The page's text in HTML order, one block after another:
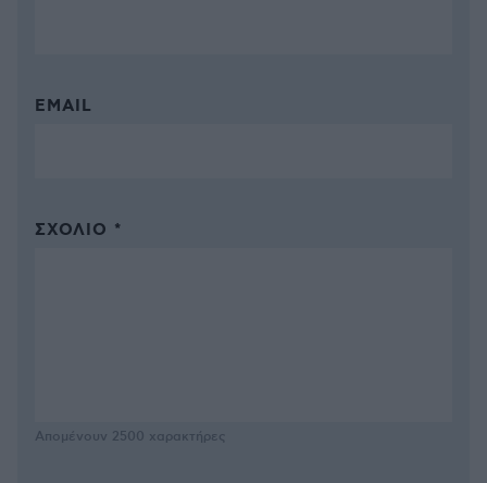
EMAIL
ΣΧΌΛΙΟ *
Απομένουν 2500 χαρακτήρες